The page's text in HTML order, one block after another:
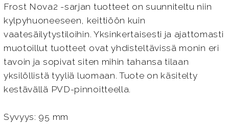
Frost Nova2 -sarjan tuotteet on suunniteltu niin
kylpyhuoneeseen, keittiöön kuin
vaatesäilytystiloihin. Yksinkertaisesti ja ajattomasti
muotoillut tuotteet ovat yhdisteltävissä monin eri
tavoin ja sopivat siten mihin tahansa tilaan
yksilöllistä tyyliä luomaan. Tuote on käsitelty
kestävällä PVD-pinnoitteella.
Syvyys: 95 mm